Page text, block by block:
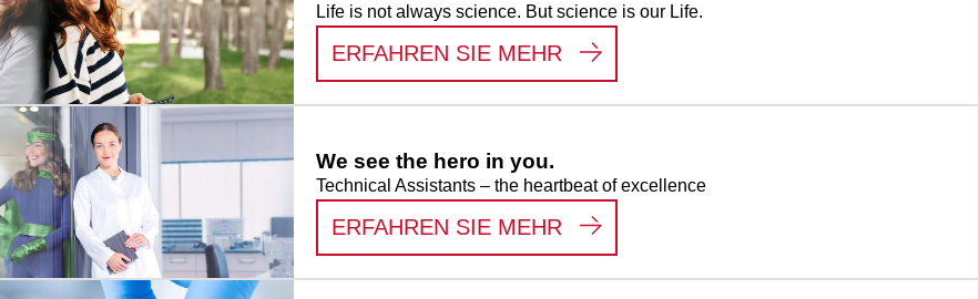
Life is not always science. But science is our Life.
ERFAHREN SIE MEHR LIFE SCIENCE
We see the hero in you.
Technical Assistants – the heartbeat of excellence
ERFAHREN SIE MEHR WE SEE THE HERO IN YOU.